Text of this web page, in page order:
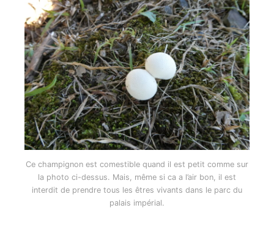
Ce champignon est comestible quand il est petit comme sur
la photo ci-dessus. Mais, même si ca a l’air bon, il est
interdit de prendre tous les êtres vivants dans le parc du
palais impérial.